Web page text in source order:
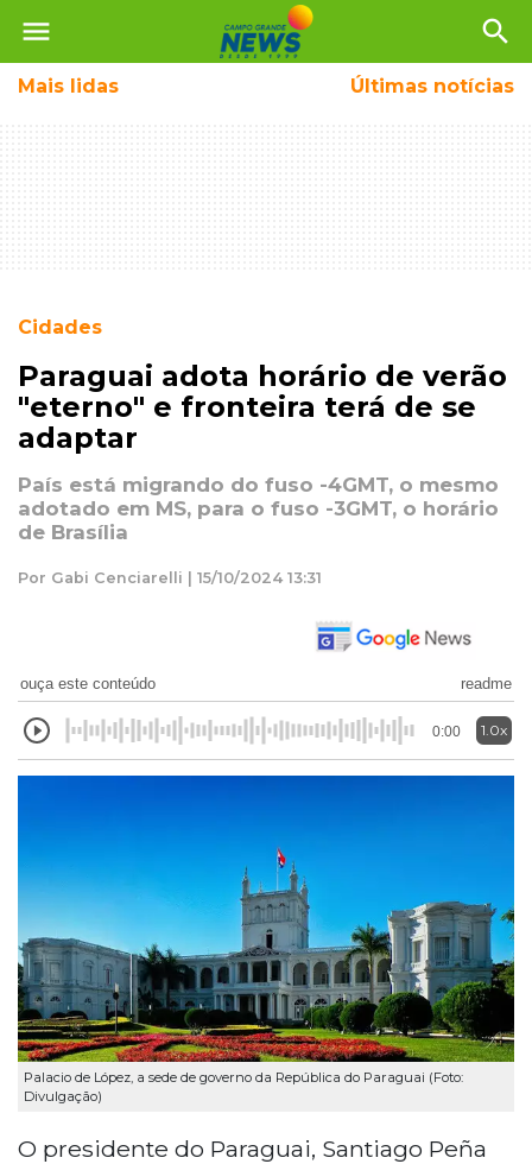
menu search
Mais lidas Últimas notícias
Cidades
Paraguai adota horário de verão
"eterno" e fronteira terá de se
adaptar
País está migrando do fuso -4GMT, o mesmo
adotado em MS, para o fuso -3GMT, o horário
de Brasília
Por Gabi Cenciarelli | 15/10/2024 13:31
ouça este conteúdo readme
0:00 1.0x
Palacio de López, a sede de governo da República do Paraguai (Foto:
Divulgação)
O presidente do Paraguai, Santiago Peña